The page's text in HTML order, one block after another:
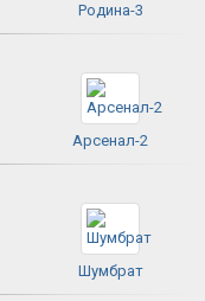
Родина-3
Арсенал-2
Шумбрат